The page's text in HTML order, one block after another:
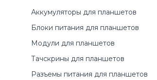
Аккумуляторы для планшетов
Блоки питания для планшетов
Модули для планшетов
Тачскрины для планшетов
Разъемы питания для планшетов